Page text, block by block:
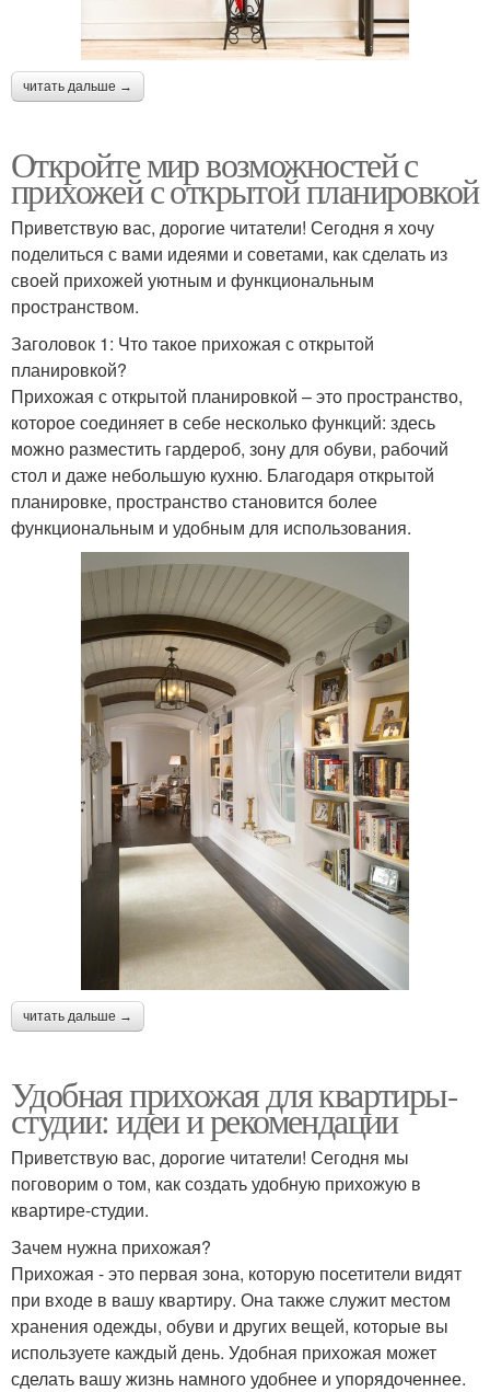
читать дальше →
Откройте мир возможностей с
прихожей с открытой планировкой
Приветствую вас, дорогие читатели! Сегодня я хочу
поделиться с вами идеями и советами, как сделать из
своей прихожей уютным и функциональным
пространством.
Заголовок 1: Что такое прихожая с открытой
планировкой?
Прихожая с открытой планировкой – это пространство,
которое соединяет в себе несколько функций: здесь
можно разместить гардероб, зону для обуви, рабочий
стол и даже небольшую кухню. Благодаря открытой
планировке, пространство становится более
функциональным и удобным для использования.
читать дальше →
Удобная прихожая для квартиры-
студии: идеи и рекомендации
Приветствую вас, дорогие читатели! Сегодня мы
поговорим о том, как создать удобную прихожую в
квартире-студии.
Зачем нужна прихожая?
Прихожая - это первая зона, которую посетители видят
при входе в вашу квартиру. Она также служит местом
хранения одежды, обуви и других вещей, которые вы
используете каждый день. Удобная прихожая может
сделать вашу жизнь намного удобнее и упорядоченнее.